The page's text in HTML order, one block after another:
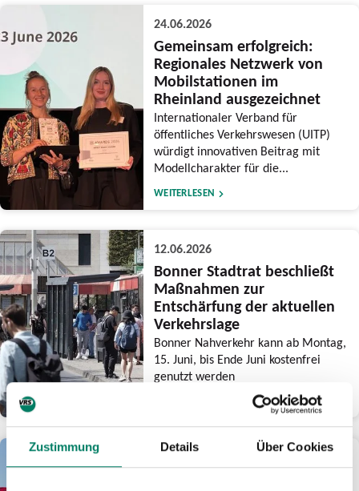
Zustimmung Details Über Cookies
24.06.2026
Gemeinsam erfolgreich:
Regionales Netzwerk von
Mobilstationen im
Rheinland ausgezeichnet
Internationaler Verband für
öffentliches Verkehrswesen (UITP)
würdigt innovativen Beitrag mit
Modellcharakter für die...
WEITERLESEN
12.06.2026
Bonner Stadtrat beschließt
Maßnahmen zur
Entschärfung der aktuellen
Verkehrslage
Bonner Nahverkehr kann ab Montag,
15. Juni, bis Ende Juni kostenfrei
genutzt werden
03.06.2026